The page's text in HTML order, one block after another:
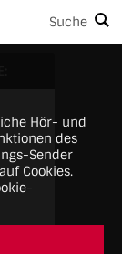
Hör- und
des
Sender
Cookies.
Suche